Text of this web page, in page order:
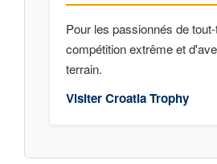
Pour les passionnés de
compétition extrême et
terrain.
Visiter Croatia Trophy